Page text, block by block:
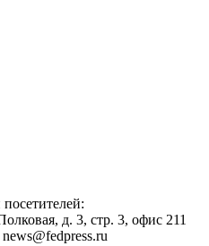
д. 3, стр. 3, офис 211
news@fedpress.ru